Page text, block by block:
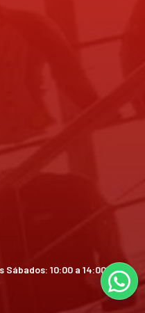
Sábados: 10:00 a 14:00 hrs